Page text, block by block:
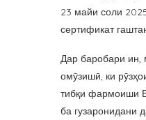
23 майи соли
сертификат
Дар баробари ин,
омӯзишӣ, ки
тибқи фармоиши
ба гузаронидани